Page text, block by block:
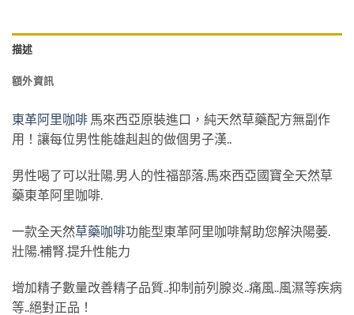
描述
額外資訊
東革阿里咖啡 馬來西亞原裝進口，純天然草藥配方無副作
用！讓每位男性能雄赳赳的做個男子漢..
男性喝了可以壯陽.男人的性福部落.馬來西亞國寶全天然草
藥東革阿里咖啡.
一款全天然草藥咖啡功能型東革阿里咖啡幫助您解決陽萎.
壯陽.補腎.提升性能力
增加精子數量改善精子品質..抑制前列腺炎..痛風..風濕等疾病
等..絕對正品！